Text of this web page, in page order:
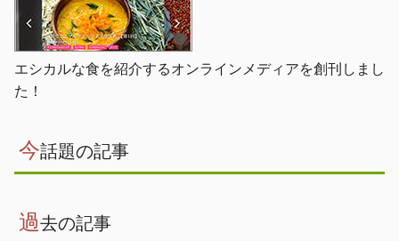
エシカルな食を紹介するオンラインメディアを創刊しまし
た！
今話題の記事
過去の記事